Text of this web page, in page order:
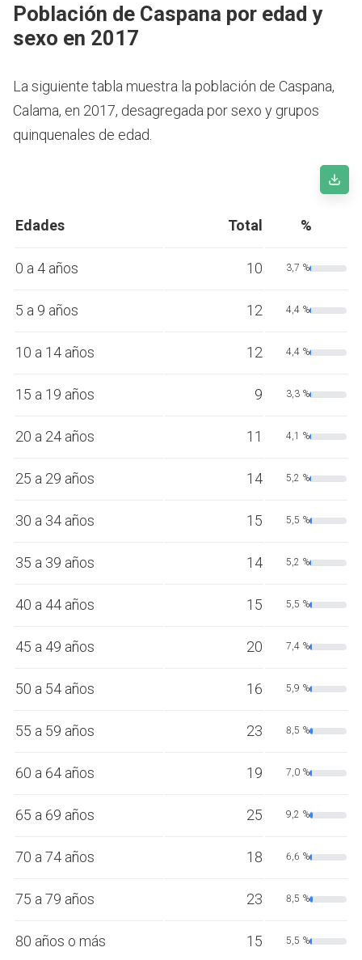
Población de Caspana por edad y
sexo en 2017
La siguiente tabla muestra la población de Caspana,
Calama, en 2017, desagregada por sexo y grupos
quinquenales de edad.
Edades Total %
0 a 4 años 10 3,7 %
5 a 9 años 12 4,4 %
10 a 14 años 12 4,4 %
15 a 19 años 9 3,3 %
20 a 24 años 11 4,1 %
25 a 29 años 14 5,2 %
30 a 34 años 15 5,5 %
35 a 39 años 14 5,2 %
40 a 44 años 15 5,5 %
45 a 49 años 20 7,4 %
50 a 54 años 16 5,9 %
55 a 59 años 23 8,5 %
60 a 64 años 19 7,0 %
65 a 69 años 25 9,2 %
70 a 74 años 18 6,6 %
75 a 79 años 23 8,5 %
80 años o más 15 5,5 %